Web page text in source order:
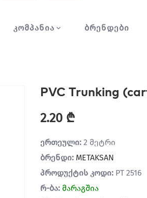
ᲙᲝᲛᲞᲐᲜᲘᲐ ᲑᲠᲔᲜᲓᲔᲑᲘ
PVC Trunking
2.20 ₾
ერთეული: 2 მეტრი
ბრენდი: METAKSAN
პროდუქტის კოდი: PT 2516
რ-ბა: მარაგშია